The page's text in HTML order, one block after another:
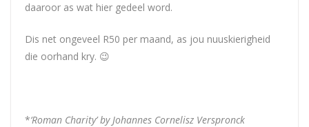
daaroor as wat hier gedeel word.
Dis net ongeveel R50 per maand, as jou nuuskierigheid
die oorhand kry. 😉
*‘Roman Charity’ by Johannes Cornelisz Verspronck